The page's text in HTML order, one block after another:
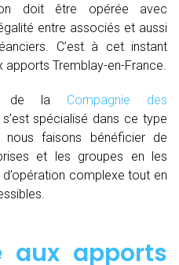
doit être opérée avec
entre associés et aussi
C’est à cet instant
apports Tremblay-en-France.
de la Compagnie des
s’est spécialisé dans ce type
nous faisons bénéficier de
et les groupes en les
complexe tout en
aux apports